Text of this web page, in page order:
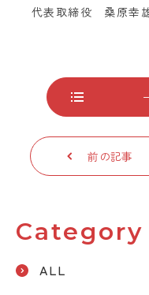
代表取締役 桑原幸
前の記事
Category
ALL